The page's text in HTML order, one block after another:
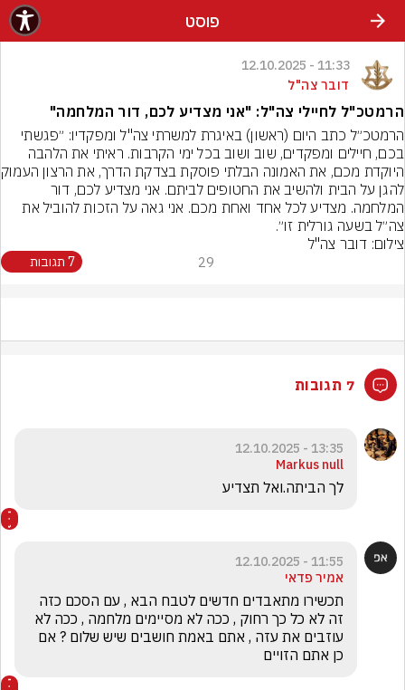
פוסט
11:33 - 12.10.2025
דובר צה"ל
הרמטכ"ל לחיילי צה"ל: "אני מצדיע לכם, דור המלחמה"
המלחמה. מצדיע לכל אחד ואחת מכם. אני גאה על הזכות להוביל את
צה״ל בשעה גורלית זו״.
צילום: דובר צה"ל
29 7 תגובות
7 תגובות
13:35 - 12.10.2025
Markus null
לך הביתה.ואל תצדיע
11:55 - 12.10.2025
אמיר פדאי
כן אתם הזויים